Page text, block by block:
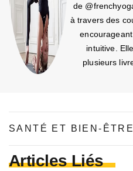
de
à travers des
intuitive.
plusieurs
SANTÉ ET BIEN-ÊTRE
Articles Liés